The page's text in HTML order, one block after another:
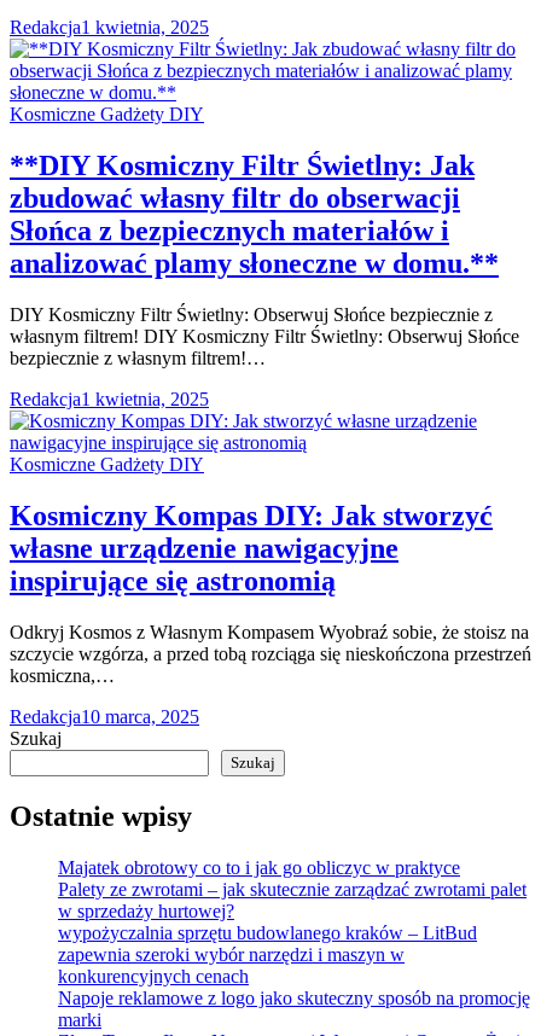
Redakcja1 kwietnia, 2025
Kosmiczne Gadżety DIY
**DIY Kosmiczny Filtr Świetlny: Jak
zbudować własny filtr do obserwacji
Słońca z bezpiecznych materiałów i
analizować plamy słoneczne w domu.**
DIY Kosmiczny Filtr Świetlny: Obserwuj Słońce bezpiecznie z
własnym filtrem! DIY Kosmiczny Filtr Świetlny: Obserwuj Słońce
bezpiecznie z własnym filtrem!…
Redakcja1 kwietnia, 2025
Kosmiczne Gadżety DIY
Kosmiczny Kompas DIY: Jak stworzyć
własne urządzenie nawigacyjne
inspirujące się astronomią
Odkryj Kosmos z Własnym Kompasem Wyobraź sobie, że stoisz na
szczycie wzgórza, a przed tobą rozciąga się nieskończona przestrzeń
kosmiczna,…
Redakcja10 marca, 2025
Szukaj
Szukaj
Ostatnie wpisy
Majatek obrotowy co to i jak go obliczyc w praktyce
Palety ze zwrotami – jak skutecznie zarządzać zwrotami palet
w sprzedaży hurtowej?
wypożyczalnia sprzętu budowlanego kraków – LitBud
zapewnia szeroki wybór narzędzi i maszyn w
konkurencyjnych cenach
Napoje reklamowe z logo jako skuteczny sposób na promocję
marki